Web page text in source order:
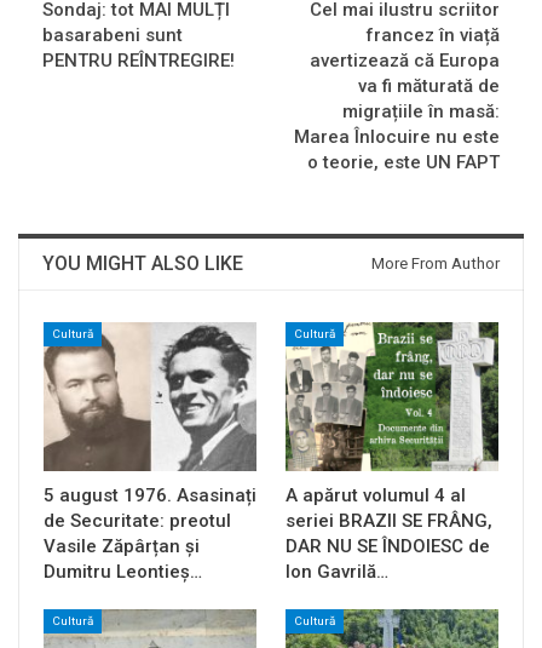
Sondaj: tot MAI MULȚI
basarabeni sunt
PENTRU REÎNTREGIRE!
Cel mai ilustru scriitor
francez în viață
avertizează că Europa
va fi măturată de
migrațiile în masă:
Marea Înlocuire nu este
o teorie, este UN FAPT
YOU MIGHT ALSO LIKE More From Author
Cultură
5 august 1976. Asasinați
de Securitate: preotul
Vasile Zăpârțan și
Dumitru Leontieș…
Cultură
A apărut volumul 4 al
seriei BRAZII SE FRÂNG,
DAR NU SE ÎNDOIESC de
Ion Gavrilă…
Cultură Cultură